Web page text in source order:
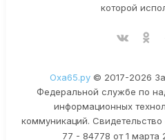
которой
Оха65.ру© 2017-2026
Федеральной службе по
информационных
коммуникаций.
77 - 84778 от 1 марта